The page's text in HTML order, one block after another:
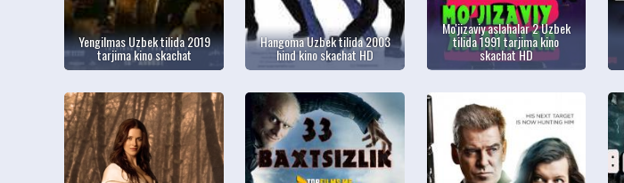
Yengilmas Uzbek tilida 2019
tarjima kino skachat
Hangoma Uzbek tilida 2003
hind kino skachat HD
Mo'jizaviy aslahalar 2 Uzbek
tilida 1991 tarjima kino
skachat HD